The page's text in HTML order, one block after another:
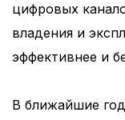
цифровых
владения и
эффективнее и
В ближайшие